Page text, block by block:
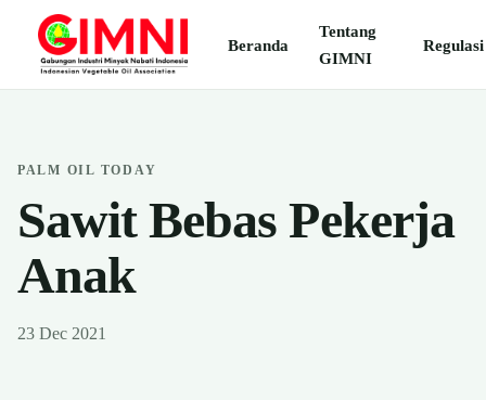
Beranda
Tentang
GIMNI
Regulasi
PALM OIL TODAY
Sawit Bebas Pekerja
Anak
23 Dec 2021